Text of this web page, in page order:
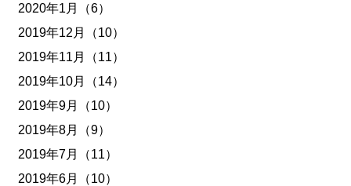
2020年1月（6）
2019年12月（10）
2019年11月（11）
2019年10月（14）
2019年9月（10）
2019年8月（9）
2019年7月（11）
2019年6月（10）